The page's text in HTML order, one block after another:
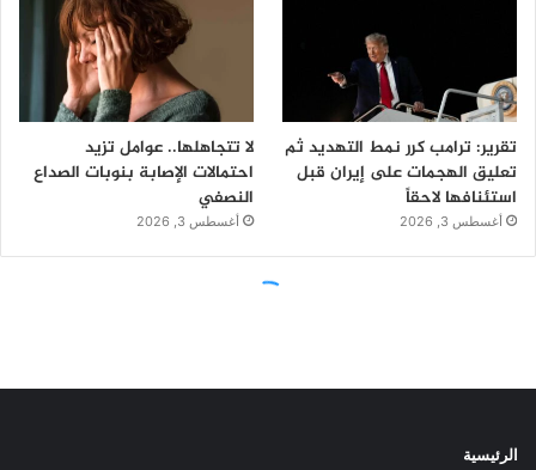
الرئيسية